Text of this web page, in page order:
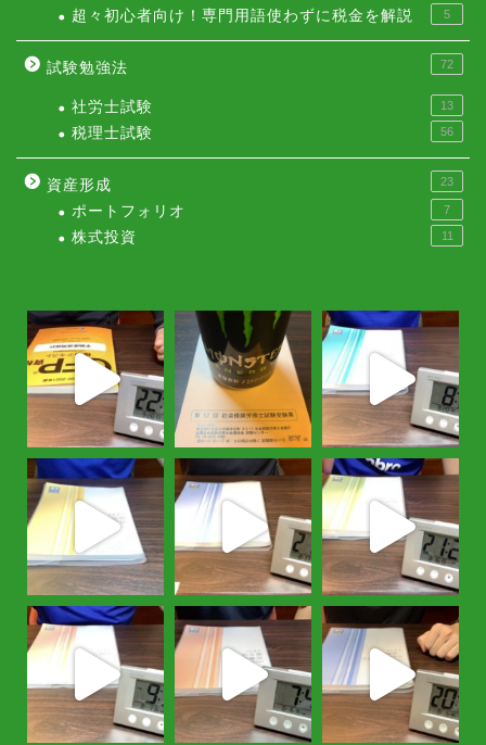
超々初心者向け！専門用語使わずに税金を解説 5
試験勉強法 72
社労士試験 13
税理士試験 56
資産形成 23
ポートフォリオ 7
株式投資 11